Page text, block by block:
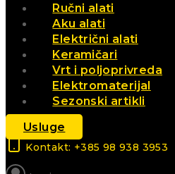
Ručni alati
Aku alati
Električni alati
Keramičari
Vrt i poljoprivreda
Elektromaterijal
Sezonski artikli
Usluge
Kontakt: +385 98 938 3953